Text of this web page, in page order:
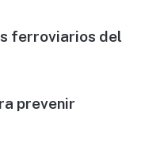
ferroviarios del
prevenir